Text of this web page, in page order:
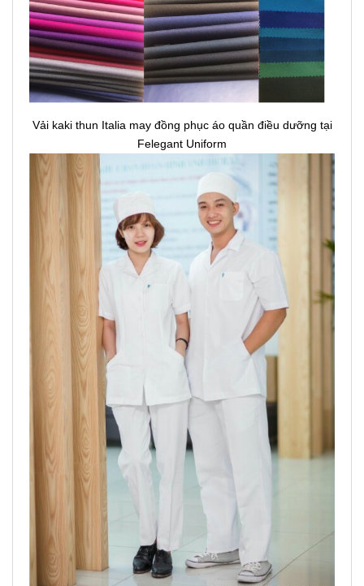
Vải kaki thun Italia may đồng phục áo quần điều dưỡng tại
Felegant Uniform